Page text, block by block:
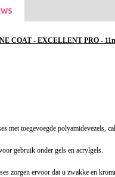
COAT - EXCELLENT PRO -
met toegevoegde polyamidevezels,
gebruik onder gels en acrylgels.
zorgen ervoor dat u zwakke en